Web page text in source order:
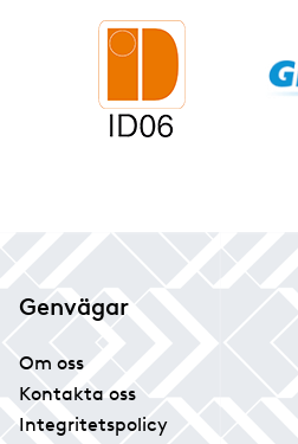
Genvägar
Om oss
Kontakta oss
Integritetspolicy